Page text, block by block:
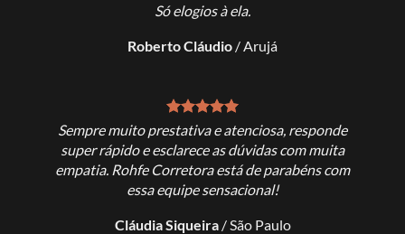
Só elogios à ela.
Roberto Cláudio /Arujá
Sempre muito prestativa e atenciosa, responde
super rápido e esclarece as dúvidas com muita
empatia. Rohfe Corretora está de parabéns com
essa equipe sensacional!
Cláudia Siqueira /São Paulo